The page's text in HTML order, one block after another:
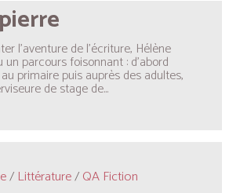
l’aventure de l’écriture, Hélène
un parcours foisonnant : d’abord
primaire puis auprès des adultes,
de stage de...
/ Littérature/QA Fiction